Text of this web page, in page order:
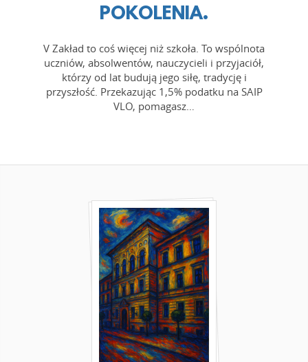
POKOLENIA.
V Zakład to coś więcej niż szkoła. To wspólnota
uczniów, absolwentów, nauczycieli i przyjaciół,
którzy od lat budują jego siłę, tradycję i
przyszłość. Przekazując 1,5% podatku na SAIP
VLO, pomagasz…
CZYTAJ
WIĘCEJ